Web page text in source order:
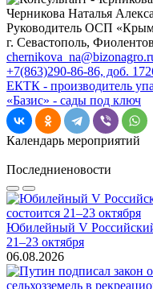
Черникова Наталья
Руководитель ОСП
г. Севастополь,
+7(863)290-86-86, доб.
ЕКТК - производитель
«Базис» - сады под ключ
Календарь мероприятий
Последниеновости
Юбилейный V
21–23 октября
06.08.2026